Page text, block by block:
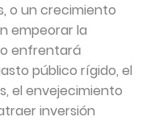
o un crecimiento
empeorar la
enfrentará
público rígido, el
el envejecimiento
inversión